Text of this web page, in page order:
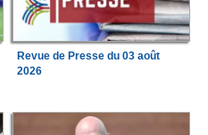
Revue de Presse du 03 août
2026